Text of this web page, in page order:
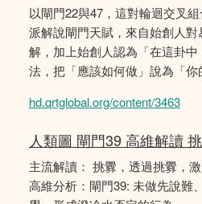
以閘門22與47，這對輪迴交叉
派解說閘門天賦，來自始創人
解，加上始創人認為「在這卦
法，把「應該如何做」說為「你
hd.qrtglobal.org/content/3463
人類圖 閘門39 高維解讀
主流解讀： 挑釁，透過挑釁，
高維分析：閘門39: 未做先說難